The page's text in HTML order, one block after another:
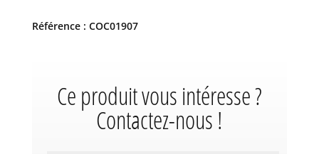
Référence : COC01907
Ce produit vous intéresse ?
Contactez-nous !